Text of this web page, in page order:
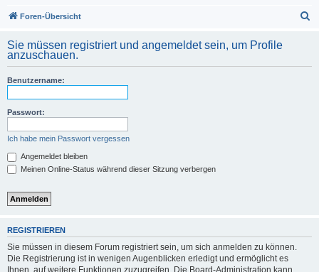
Foren-Übersicht
h
Sie müssen registriert und angemeldet sein, um Profile
anzuschauen.
Benutzername:
Passwort:
Ich habe mein Passwort vergessen
Angemeldet bleiben
Meinen Online-Status während dieser Sitzung verbergen
REGISTRIEREN
Sie müssen in diesem Forum registriert sein, um sich anmelden zu können.
Die Registrierung ist in wenigen Augenblicken erledigt und ermöglicht es
Ihnen, auf weitere Funktionen zuzugreifen. Die Board-Administration kann